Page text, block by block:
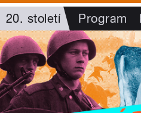
20. století Program